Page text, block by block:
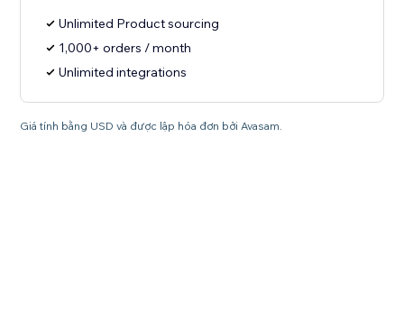
Unlimited Product sourcing
1,000+ orders / month
Unlimited integrations
Giá tính bằng USD và được lập hóa đơn bởi Avasam.